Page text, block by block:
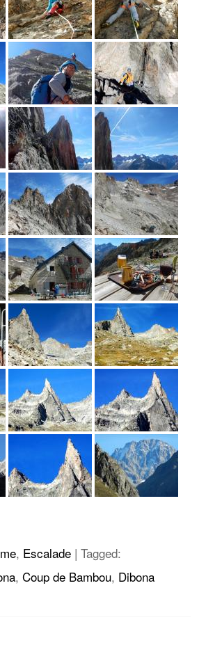
, Escalade |Tagged:
,Coup de Bambou, Dibona